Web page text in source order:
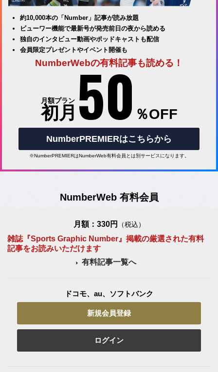
約10,000本の「Number」記事が読み放題
ビューワー機能で最新号が発売前日の夜から読める
独自のインタビュー動画やポッドキャストも配信
会員限定プレゼントやイベント開催も
NumberWebの有料記事も読める！
月額プラン
初月 50 ％OFF
NumberPREMIERはこちらから
※NumberPREMIERはNumberWeb有料会員とは別サービスになります。
NumberWeb 有料会員
月額：330円 （税込）
雑誌『Sports Graphic Number』掲載の厳選された有料
記事をお読みいただけます
有料記事一覧へ
ドコモ、au、ソフトバンク
新規会員登録
ログイン